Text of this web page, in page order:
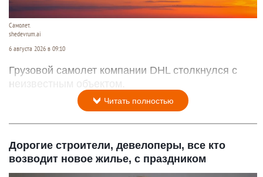
Самолет.
shedevrum.ai
6 августа 2026 в 09:10
Грузовой самолет компании DHL столкнулся с
неизвестным объектом.
Читать полностью
Дорогие строители, девелоперы, все кто
возводит новое жилье, с праздником